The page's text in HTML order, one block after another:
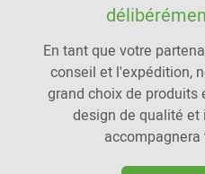
En tant que votre
conseil et l'expédition,
grand choix de produits
design de qualité